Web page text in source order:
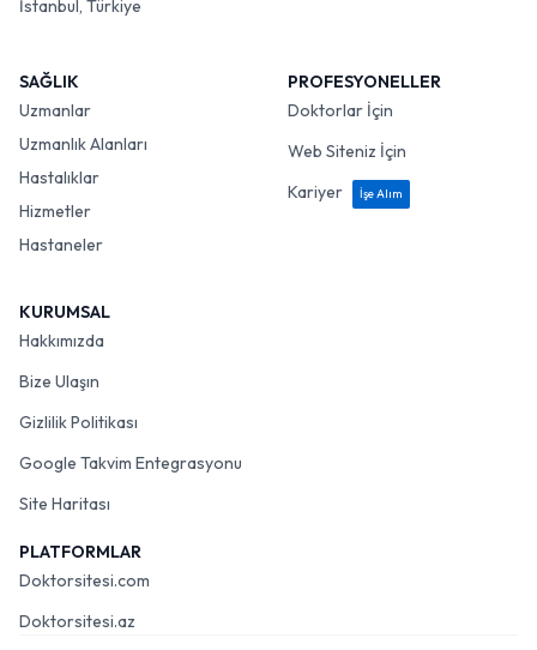
İstanbul, Türkiye
SAĞLIK
Uzmanlar
Uzmanlık Alanları
Hastalıklar
Hizmetler
Hastaneler
PROFESYONELLER
Doktorlar İçin
Web Siteniz İçin
Kariyer
İşe Alım
KURUMSAL
Hakkımızda
Bize Ulaşın
Gizlilik Politikası
Google Takvim Entegrasyonu
Site Haritası
PLATFORMLAR
Doktorsitesi.com
Doktorsitesi.az